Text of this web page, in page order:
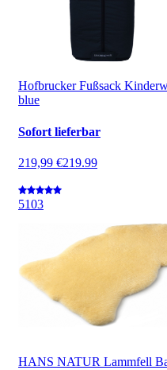
Hofbrucker Fußsack
blue
Sofort lieferbar
219,99 €219.99
5103
HANS NATUR Lammfell